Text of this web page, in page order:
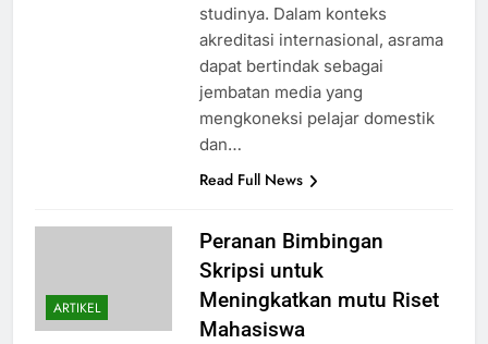
studinya. Dalam konteks
akreditasi internasional, asrama
dapat bertindak sebagai
jembatan media yang
mengkoneksi pelajar domestik
dan…
Read Full News
ARTIKEL
Peranan Bimbingan
Skripsi untuk
Meningkatkan mutu Riset
Mahasiswa